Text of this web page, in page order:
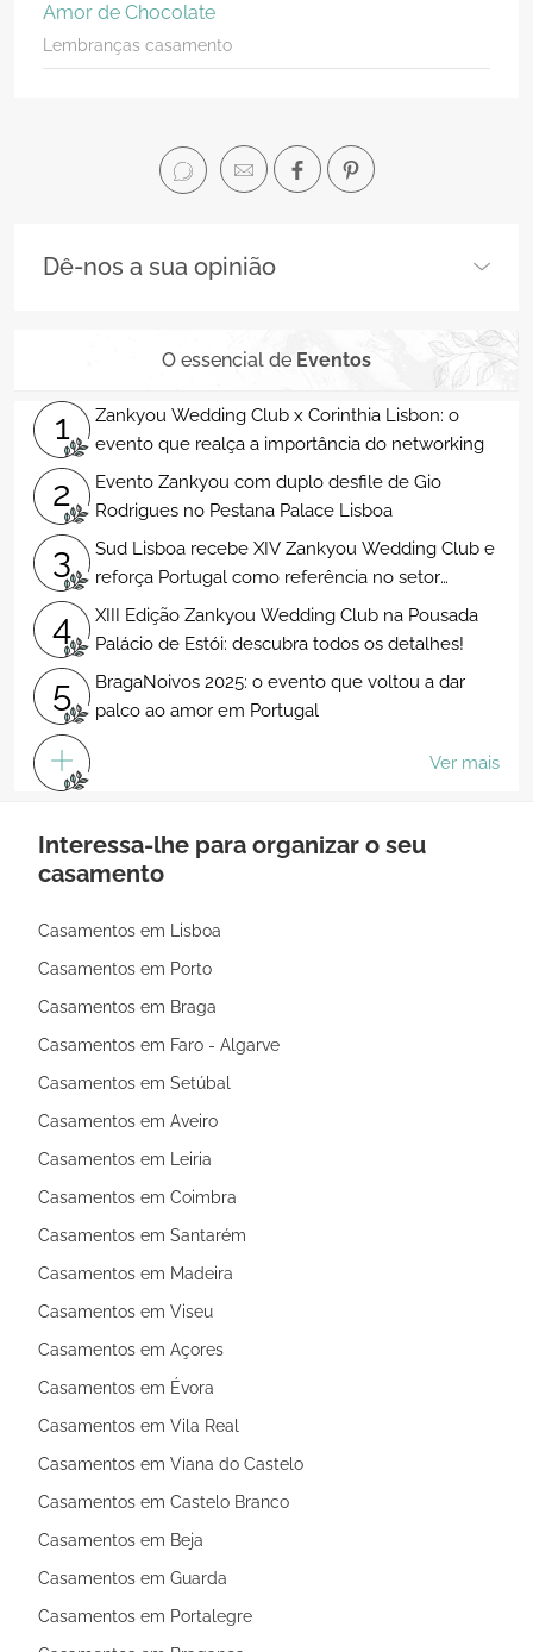
Amor de Chocolate
Lembranças casamento
Dê-nos a sua opinião
O essencial de Eventos
1
Zankyou Wedding Club x Corinthia Lisbon: o
evento que realça a importância do networking
2
Evento Zankyou com duplo desfile de Gio
Rodrigues no Pestana Palace Lisboa
3
Sud Lisboa recebe XIV Zankyou Wedding Club e
reforça Portugal como referência no setor
nupcial
4
XIII Edição Zankyou Wedding Club na Pousada
Palácio de Estói: descubra todos os detalhes!
5
BragaNoivos 2025: o evento que voltou a dar
palco ao amor em Portugal
Ver mais
Interessa-lhe para organizar o seu
casamento
Casamentos em Lisboa
Casamentos em Porto
Casamentos em Braga
Casamentos em Faro - Algarve
Casamentos em Setúbal
Casamentos em Aveiro
Casamentos em Leiria
Casamentos em Coimbra
Casamentos em Santarém
Casamentos em Madeira
Casamentos em Viseu
Casamentos em Açores
Casamentos em Évora
Casamentos em Vila Real
Casamentos em Viana do Castelo
Casamentos em Castelo Branco
Casamentos em Beja
Casamentos em Guarda
Casamentos em Portalegre